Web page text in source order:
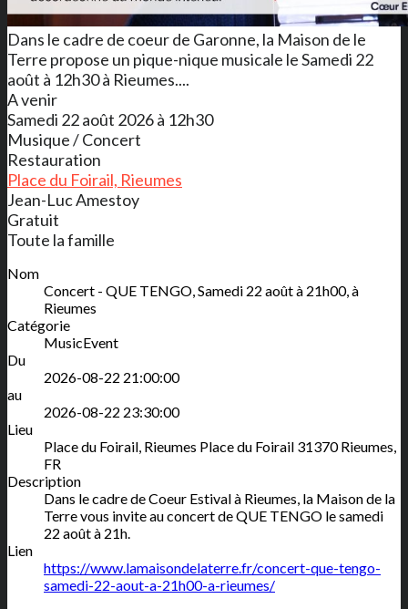
Dans le cadre de coeur de Garonne, la Maison de le
Terre propose un pique-nique musicale le Samedi 22
août à 12h30 à Rieumes....
A venir
Samedi 22 août 2026 à 12h30
Musique / Concert
Restauration
Place du Foirail, Rieumes
Jean-Luc Amestoy
Gratuit
Toute la famille
Nom
Concert - QUE TENGO, Samedi 22 août à 21h00, à
Rieumes
Catégorie
MusicEvent
Du
2026-08-22 21:00:00
au
2026-08-22 23:30:00
Lieu
Place du Foirail, Rieumes Place du Foirail 31370 Rieumes,
FR
Description
Dans le cadre de Coeur Estival à Rieumes, la Maison de la
Terre vous invite au concert de QUE TENGO le samedi
22 août à 21h.
Lien
https://www.lamaisondelaterre.fr/concert-que-tengo-
samedi-22-aout-a-21h00-a-rieumes/